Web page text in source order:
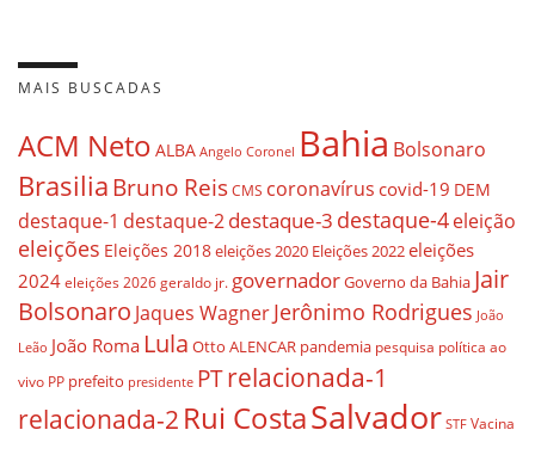
MAIS BUSCADAS
ACM Neto ALBA Angelo Coronel Bahia Bolsonaro
BrasiliaBruno ReisCMS coronavírus covid-19 DEM
destaque-1 destaque-2destaque-3 destaque-4eleição
eleições Eleições 2018eleições 2020 Eleições 2022eleições
2024 eleições 2026 geraldo jr. governadorGoverno da Bahia Jair
Bolsonaro Jaques WagnerJerônimo Rodrigues João
Leão João Roma Lula Otto ALENCAR pandemia pesquisa política ao
vivo PP prefeito presidente PTrelacionada-1
relacionada-2 Rui CostaSalvador STF Vacina